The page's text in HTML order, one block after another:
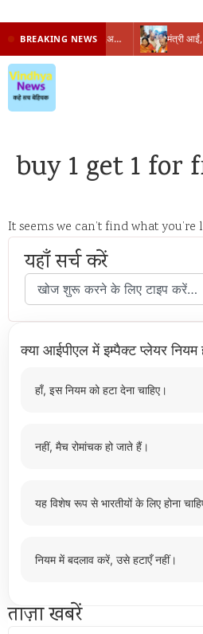
BREAKING NEWS प्रभारी मंत्री के निशाने पर नगर निगम,अफसरों को 10 दिन का अल्टीमेटम,नहीं होगी कार्रवाई, महापौर-आयुक्त के बीच सौहार्दहीनता पर मंत्री ने उठाए सवाल
buy 1 get 1 for
It seems we can’t find what
यहाँ सर्च करें
क्या आईपीएल में इम्पैक्ट प्लेयर नियम
हाँ, इस नियम को हटा देना चाहिए।
नहीं, मैच रोमांचक हो जाते हैं।
यह विशेष रूप से भारतीयों के लिए होना
नियम में बदलाव करें, उसे हटाएँ नहीं।
ताज़ा खबरें